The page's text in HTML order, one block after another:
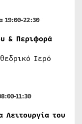
19:00-22:30
& Περιφορά
Ιερό
11:30
Λειτουργία του